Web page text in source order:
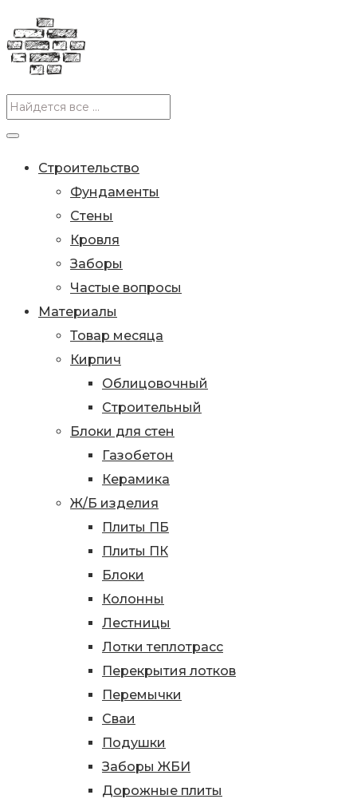
Строительство
Фундаменты
Стены
Кровля
Заборы
Частые вопросы
Материалы
Товар месяца
Кирпич
Облицовочный
Строительный
Блоки для стен
Газобетон
Керамика
Ж/Б изделия
Плиты ПБ
Плиты ПК
Блоки
Колонны
Лестницы
Лотки теплотрасс
Перекрытия лотков
Перемычки
Сваи
Подушки
Заборы ЖБИ
Дорожные плиты